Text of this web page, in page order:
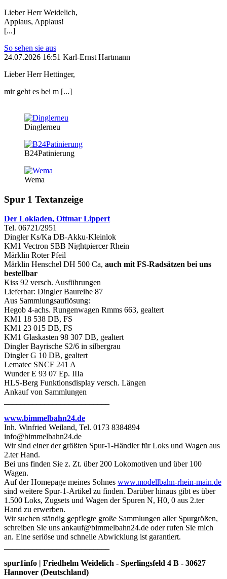
Lieber Herr Weidelich,
Applaus, Applaus!
[...]
So sehen sie aus
24.07.2026 16:51 Karl-Ernst Hartmann
Lieber Herr Hettinger,
mir geht es bei m [...]
Dinglerneu
B24Patinierung
Wema
Spur 1 Textanzeige
Der Lokladen, Ottmar Lippert
Tel. 06721/2951
Dingler Ks/Ka DB-Akku-Kleinlok
KM1 Vectron SBB Nightpiercer Rhein
Märklin Roter Pfeil
Märklin Henschel DH 500 Ca, auch mit FS-Radsätzen bei uns
bestellbar
Kiss 92 versch. Ausführungen
Lieferbar: Dingler Baureihe 87
Aus Sammlungsauflösung:
Hegob 4-achs. Rungenwagen Rmms 663, gealtert
KM1 18 538 DB, FS
KM1 23 015 DB, FS
KM1 Glaskasten 98 307 DB, gealtert
Dingler Bayrische S2/6 in silbergrau
Dingler G 10 DB, gealtert
Lematec SNCF 241 A
Wunder E 93 07 Ep. IIIa
HLS-Berg Funktionsdisplay versch. Längen
Ankauf von Sammlungen
www.bimmelbahn24.de
Inh. Winfried Weiland, Tel. 0173 8384894
info@bimmelbahn24.de
Wir sind einer der größten Spur-1-Händler für Loks und Wagen aus
2.ter Hand.
Bei uns finden Sie z. Zt. über 200 Lokomotiven und über 100
Wagen.
Auf der Homepage meines Sohnes www.modellbahn-rhein-main.de
sind weitere Spur-1-Artikel zu finden. Darüber hinaus gibt es über
1.500 Loks, Zugsets und Wagen der Spuren N, H0, 0 aus 2.ter
Hand zu erwerben.
Wir suchen ständig gepflegte große Sammlungen aller Spurgrößen,
schreiben Sie uns ankauf@bimmelbahn24.de oder rufen Sie mich
an. Eine seriöse und schnelle Abwicklung ist garantiert.
spur1info | Friedhelm Weidelich - Sperlingsfeld 4 B - 30627
Hannover (Deutschland)